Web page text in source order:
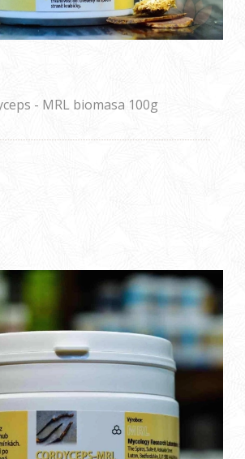
- MRL biomasa 100g